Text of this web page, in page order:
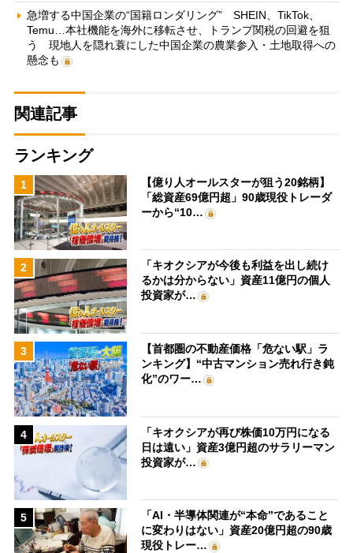
急増する中国企業の“国籍ロンダリング” SHEIN、TikTok、
Temu…本社機能を海外に移転させ、トランプ関税の回避を狙
う 現地人を隠れ蓑にした中国企業の農業参入・土地取得への
懸念も
関連記事
ランキング
1
【億り人オールスターが狙う20銘柄】
「総資産69億円超」90歳現役トレーダ
ーから“10…
2
「キオクシアが今後も利益を出し続け
るかは分からない」資産11億円の個人
投資家が…
3
【首都圏の不動産価格「危ない駅」ラ
ンキング】“中古マンション売れ行き鈍
化”のワー…
4
「キオクシアが再び株価10万円になる
日は遠い」資産3億円超のサラリーマン
投資家が…
5
「AI・半導体関連が“本命”であること
に変わりはない」資産20億円超の90歳
現役トレー…